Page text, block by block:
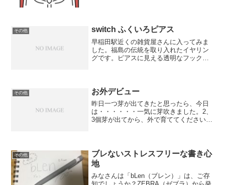
重ねるということでしょう...
その他 switch ふくいろピアス
早稲田駅近くの雑貨屋さんに入ってみま
した。福島の伝統を取り入れたイヤリン
グです。ピアスに見える透明なフックの
れたらいいなと思っていま...
その他 お外デビュー
昨日一つ芽が出てきたと思ったら、今日
は・・・・・・一気に芽吹きました。2、
3個芽が出てから、外で育ててくださいと
その他
ブレないストレスフリーな書き心
地
みなさんは「bLen（ブレン）」は、ご存